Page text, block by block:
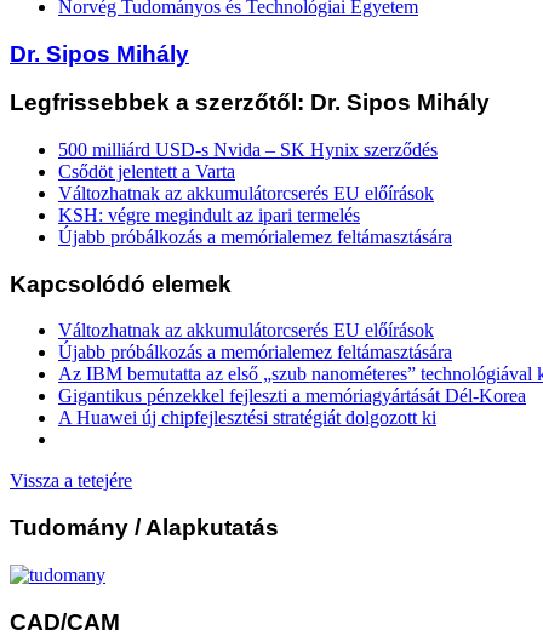
Norvég Tudományos és Technológiai Egyetem
Dr. Sipos Mihály
Legfrissebbek a szerzőtől: Dr. Sipos Mihály
500 milliárd USD-s Nvida – SK Hynix szerződés
Csődöt jelentett a Varta
Változhatnak az akkumulátorcserés EU előírások
KSH: végre megindult az ipari termelés
Újabb próbálkozás a memórialemez feltámasztására
Kapcsolódó elemek
Változhatnak az akkumulátorcserés EU előírások
Újabb próbálkozás a memórialemez feltámasztására
Az IBM bemutatta az első „szub nanométeres” technológiával
Gigantikus pénzekkel fejleszti a memóriagyártását Dél-Korea
A Huawei új chipfejlesztési stratégiát dolgozott ki
Vissza a tetejére
Tudomány / Alapkutatás
CAD/CAM